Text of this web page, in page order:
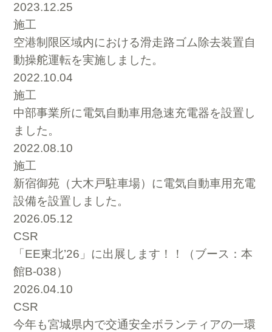
2023.12.25
施工
空港制限区域内における滑走路ゴム除去装置自
動操舵運転を実施しました。
2022.10.04
施工
中部事業所に電気自動車用急速充電器を設置し
ました。
2022.08.10
施工
新宿御苑（大木戸駐車場）に電気自動車用充電
設備を設置しました。
2026.05.12
CSR
「EE東北’26」に出展します！！（ブース：本
館B-038）
2026.04.10
CSR
今年も宮城県内で交通安全ボランティアの一環